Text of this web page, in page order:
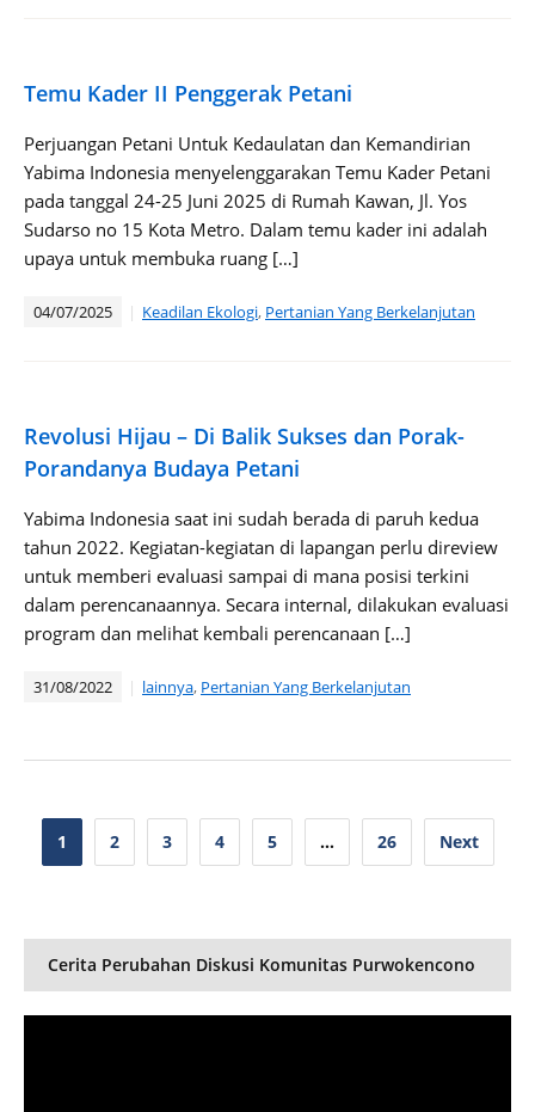
Temu Kader II Penggerak Petani
Perjuangan Petani Untuk Kedaulatan dan Kemandirian
Yabima Indonesia menyelenggarakan Temu Kader Petani
pada tanggal 24-25 Juni 2025 di Rumah Kawan, Jl. Yos
Sudarso no 15 Kota Metro. Dalam temu kader ini adalah
upaya untuk membuka ruang […]
04/07/2025 Keadilan Ekologi, Pertanian Yang Berkelanjutan
Revolusi Hijau – Di Balik Sukses dan Porak-
Porandanya Budaya Petani
Yabima Indonesia saat ini sudah berada di paruh kedua
tahun 2022. Kegiatan-kegiatan di lapangan perlu direview
untuk memberi evaluasi sampai di mana posisi terkini
dalam perencanaannya. Secara internal, dilakukan evaluasi
program dan melihat kembali perencanaan […]
31/08/2022 lainnya, Pertanian Yang Berkelanjutan
Posts
1 2 3 4 5 … 26 Next
Cerita Perubahan Diskusi Komunitas Purwokencono